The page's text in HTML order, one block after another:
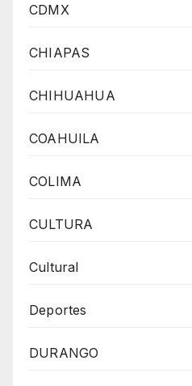
CDMX
CHIAPAS
CHIHUAHUA
COAHUILA
COLIMA
CULTURA
Cultural
Deportes
DURANGO